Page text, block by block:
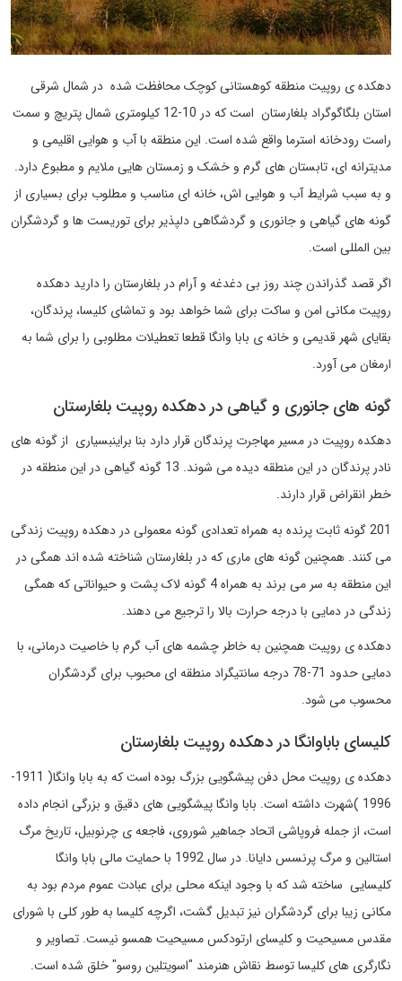
دهکده ی روپیت منطقه کوهستانی کوچک محافظت شده در شمال شرقی
استان بلگاگوگراد بلغارستان است که در 10-12 کیلومتری شمال پتریچ و سمت
راست رودخانه استرما واقع شده است. این منطقه با آب و هوایی اقلیمی و
مدیترانه ای، تابستان های گرم و خشک و زمستان هایی ملایم و مطبوع دارد.
و به سبب شرایط آب و هوایی اش، خانه ای مناسب و مطلوب برای بسیاری از
گونه های گیاهی و جانوری و گردشگاهی دلپذیر برای توریست ها و گردشگران
بین المللی است.
اگر قصد گذراندن چند روز بی دغدغه و آرام در بلغارستان را دارید دهکده
روپیت مکانی امن و ساکت برای شما خواهد بود و تماشای کلیسا، پرندگان،
بقایای شهر قدیمی و خانه ی بابا وانگا قطعا تعطیلات مطلوبی را برای شما به
ارمغان می آورد.
گونه های جانوری و گیاهی در دهکده روپیت بلغارستان
دهکده روپیت در مسیر مهاجرت پرندگان قرار دارد بنا براینبسیاری از گونه های
نادر پرندگان در این منطقه دیده می شوند. 13 گونه گیاهی در این منطقه در
خطر انقراض قرار دارند.
201 گونه ثابت پرنده به همراه تعدادی گونه معمولی در دهکده روپیت زندگی
می کنند. همچنین گونه های ماری که در بلغارستان شناخته شده اند همگی در
این منطقه به سر می برند به همراه 4 گونه لاک پشت و حیواناتی که همگی
زندگی در دمایی با درجه حرارت بالا را ترجیع می دهند.
دهکده ی روپیت همچنین به خاطر چشمه های آب گرم با خاصیت درمانی، با
دمایی حدود 71-78 درجه سانتیگراد منطقه ای محبوب برای گردشگران
محسوب می شود.
کلیسای باباوانگا در دهکده روپیت بلغارستان
دهکده ی روپیت محل دفن پیشگویی بزرگ بوده است که به بابا وانگا( 1911-
1996 )شهرت داشته است. بابا وانگا پیشگویی های دقیق و بزرگی انجام داده
است، از جمله فروپاشی اتحاد جماهیر شوروی، فاجعه ی چرنوبیل، تاریخ مرگ
استالین و مرگ پرنسس دایانا. در سال 1992 با حمایت مالی بابا وانگا
کلیسایی ساخته شد که با وجود اینکه محلی برای عبادت عموم مردم بود به
مکانی زیبا برای گردشگران نیز تبدیل گشت، اگرچه کلیسا به طور کلی با شورای
مقدس مسیحیت و کلیسای ارتودکس مسیحیت همسو نیست. تصاویر و
نگارگری های کلیسا توسط نقاش هنرمند "اسویتلین روسو" خلق شده است.